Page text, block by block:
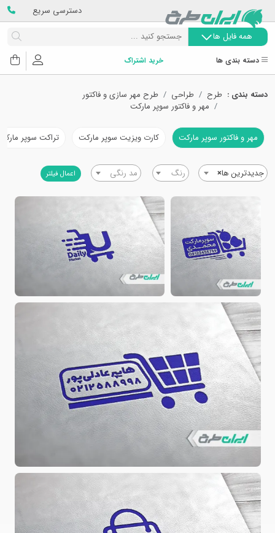
دسترسی سریع
همه فایل ها
دسته بندی ها خرید اشتراک
دسته بندی : طرح طراحی
طرح مهر سازی و فاکتور
مهر و فاکتور سوپر مارکت
مهر و فاکتور سوپر مارکت کارت ویزیت سوپر مارکت تراکت سوپر
×جدیدترین ها رنگ مد رنگی اعمال فیلتر